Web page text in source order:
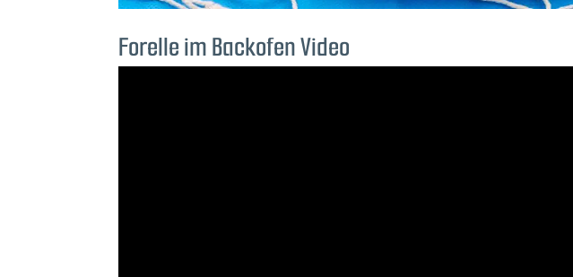
Forelle im Backofen Video